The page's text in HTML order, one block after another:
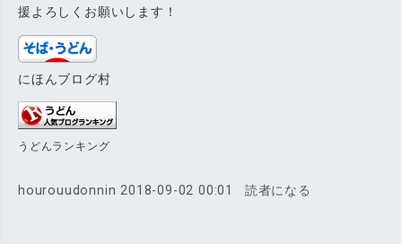
援よろしくお願いします！
にほんブログ村
うどんランキング
hourouudonnin 2018-09-02 00:01 読者になる